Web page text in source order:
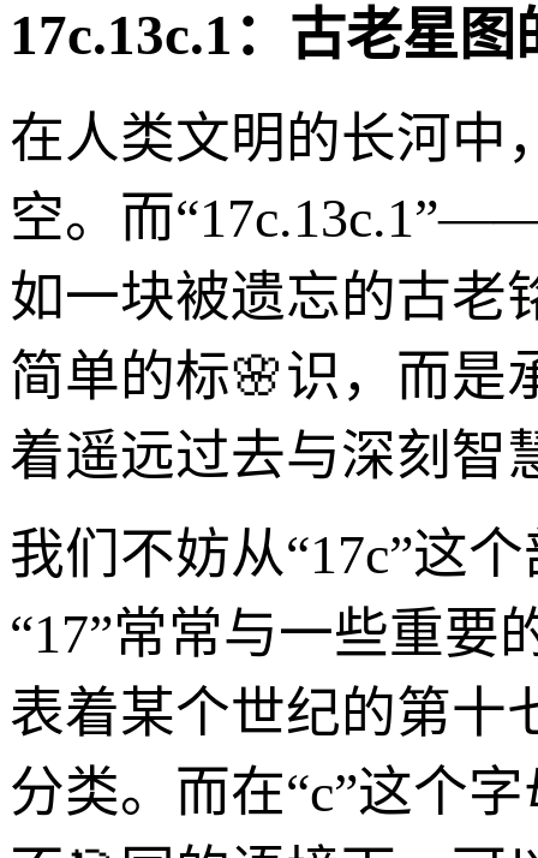
17c.13c.1：古老星
在人类文明的长河中
空。而
如一块被遗忘的古老
简单的标🌸识，而是
着遥远过去与深刻智
我们不妨从“17c”这
“17”常常与一些重要
表着某个世纪的第十
分类。而在“c”这个